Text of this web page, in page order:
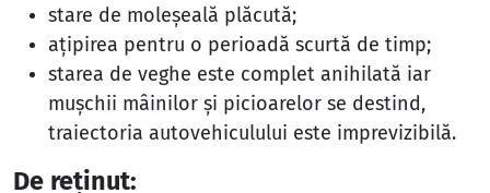
stare de moleşeală plăcută;
aţipirea pentru o perioadă scurtă de timp;
starea de veghe este complet anihilată iar
muşchii mâinilor şi picioarelor se destind,
traiectoria autovehiculului este imprevizibilă.
De reţinut: